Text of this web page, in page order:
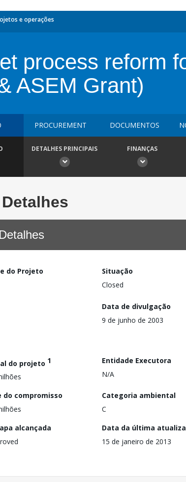
e operações
process reform
ASEM Grant)
PROCUREMENT DOCUMENTOS
DETALHES PRINCIPAIS FINANÇAS
do Projeto
Situação
Closed
Data de divulgação
9 de junho de 2003
do projeto 1
Entidade Executora
N/A
do compromisso
Categoria ambiental
C
alcançada
Data da última
15 de janeiro de 2013